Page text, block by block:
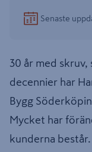
Senaste
30 år med
decennier har
Bygg
Mycket har
kunderna består.